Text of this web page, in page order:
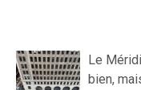
Le
bien,